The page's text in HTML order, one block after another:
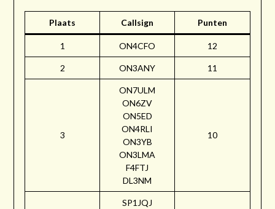
Plaats Callsign Punten
1 ON4CFO 12
2 ON3ANY 11
3
ON7ULM
ON6ZV
ON5ED
ON4RLI
ON3YB
ON3LMA
F4FTJ
DL3NM
10
SP1JQJ